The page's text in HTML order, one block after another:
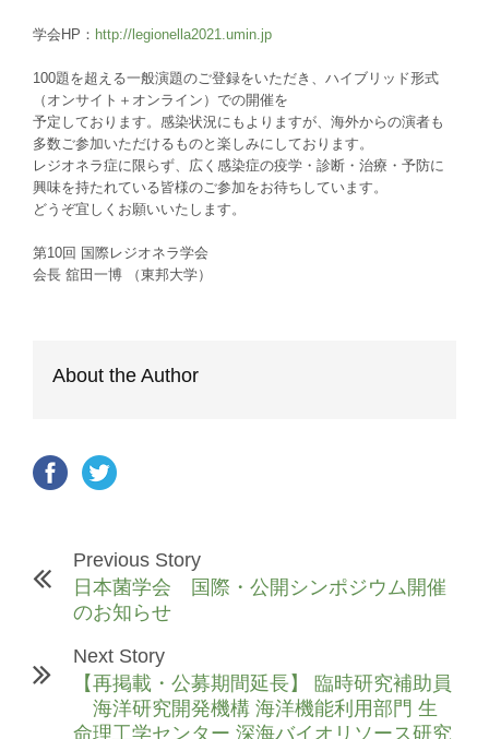
学会HP： http://legionella2021.umin.jp
100題を超える一般演題のご登録をいただき、ハイブリッド形式
（オンサイト＋オンライン）での開催を
予定しております。感染状況にもよりますが、海外からの演者も
多数ご参加いただけるものと楽しみにしております。
レジオネラ症に限らず、広く感染症の疫学・診断・治療・予防に
興味を持たれている皆様のご参加をお待ちしています。
どうぞ宜しくお願いいたします。
第10回 国際レジオネラ学会
会長 舘田一博 （東邦大学）
About the Author
Previous Story
日本菌学会 国際・公開シンポジウム開催
のお知らせ
Next Story
【再掲載・公募期間延長】 臨時研究補助員
海洋研究開発機構 海洋機能利用部門 生
命理工学センター 深海バイオリソース研究